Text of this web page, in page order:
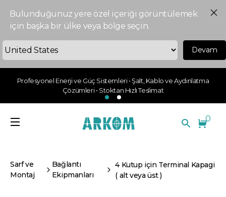
Bulunduğunuz yere özel içeriği görüntülemek
için başka bir ülke veya bölge seçin.
Devam
Profesyonel Enerji ve Güç Sistemleri • Şalt, Kablo ve Aydınlatma
Çözümleri • Stoktan Hızlı Teslimat
0
Sarf ve
Montaj
Bağlantı
Ekipmanları
4 Kutup için Terminal Kapagi
( alt veya üst )